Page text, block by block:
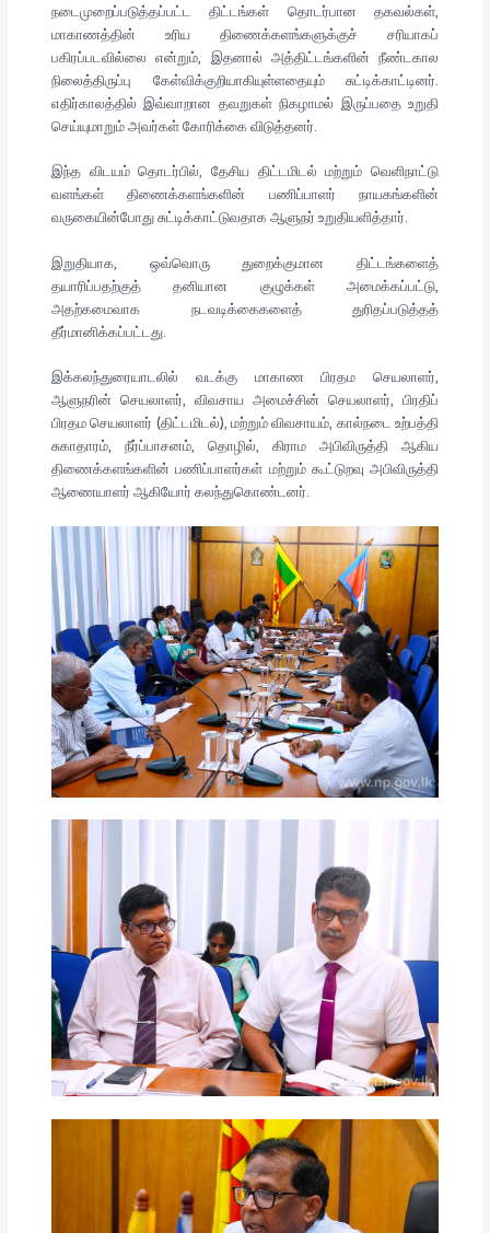
நடைமுறைப்படுத்தப்பட்ட திட்டங்கள் தொடர்பான தகவல்கள்,
மாகாணத்தின் உரிய திணைக்களங்களுக்குச் சரியாகப்
பகிரப்படவில்லை என்றும், இதனால் அத்திட்டங்களின் நீண்டகால
நிலைத்திருப்பு கேள்விக்குறியாகியுள்ளதையும் சுட்டிக்காட்டினர்.
எதிர்காலத்தில் இவ்வாறான தவறுகள் நிகழாமல் இருப்பதை உறுதி
செய்யுமாறும் அவர்கள் கோரிக்கை விடுத்தனர்.
இந்த விடயம் தொடர்பில், தேசிய திட்டமிடல் மற்றும் வெளிநாட்டு
வளங்கள் திணைக்களங்களின் பணிப்பாளர் நாயகங்களின்
வருகையின்போது சுட்டிக்காட்டுவதாக ஆளுநர் உறுதியளித்தார்.
இறுதியாக, ஒவ்வொரு துறைக்குமான திட்டங்களைத்
தயாரிப்பதற்குத் தனியான குழுக்கள் அமைக்கப்பட்டு,
அதற்கமைவாக நடவடிக்கைகளைத் துரிதப்படுத்தத்
தீர்மானிக்கப்பட்டது.
இக்கலந்துரையாடலில் வடக்கு மாகாண பிரதம செயலாளர்,
ஆளுநரின் செயலாளர், விவசாய அமைச்சின் செயலாளர், பிரதிப்
பிரதம செயலாளர் (திட்டமிடல்), மற்றும் விவசாயம், கால்நடை உற்பத்தி
சுகாதாரம், நீர்ப்பாசனம், தொழில், கிராம அபிவிருத்தி ஆகிய
திணைக்களங்களின் பணிப்பாளர்கள் மற்றும் கூட்டுறவு அபிவிருத்தி
ஆணையாளர் ஆகியோர் கலந்துகொண்டனர்.